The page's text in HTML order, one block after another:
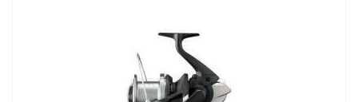
VOIR LE PRODUIT